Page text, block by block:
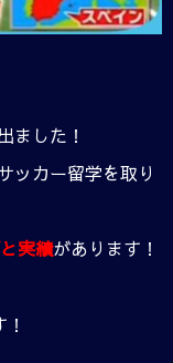
ました！
ッカー留学を取り
実績があります！